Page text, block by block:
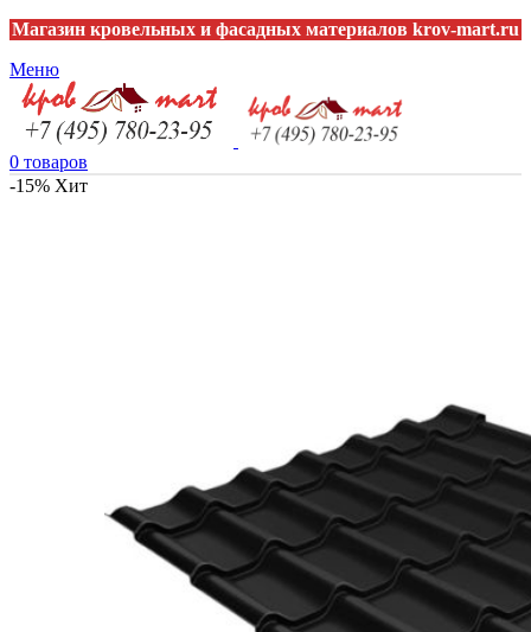
Магазин кровельных и фасадных материалов krov-mart.ru
Меню
0 товаров
-15% Хит